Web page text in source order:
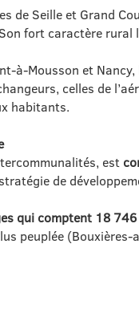
de Seille et Grand
fort caractère
à-Mousson et
celles de
habitants.
est
de
qui comptent 18
peuplée (Bouxières-